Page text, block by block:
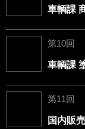
車輌課
第10回
車輌課
第11回
国内販